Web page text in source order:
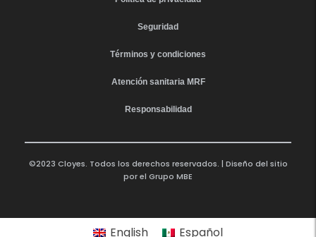
Seguridad
Términos y condiciones
Atención sanitaria MRF
Responsabilidad
©2023 Cloyes. Todos los derechos reservados. | Diseño del sitio
por el Grupo MBE
English Español